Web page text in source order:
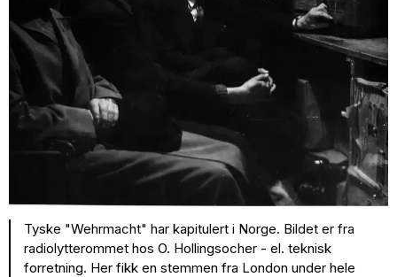
Tyske "Wehrmacht" har kapitulert i Norge. Bildet er fra
radiolytterommet hos O. Hollingsocher - el. teknisk
forretning. Her fikk en stemmen fra London under hele